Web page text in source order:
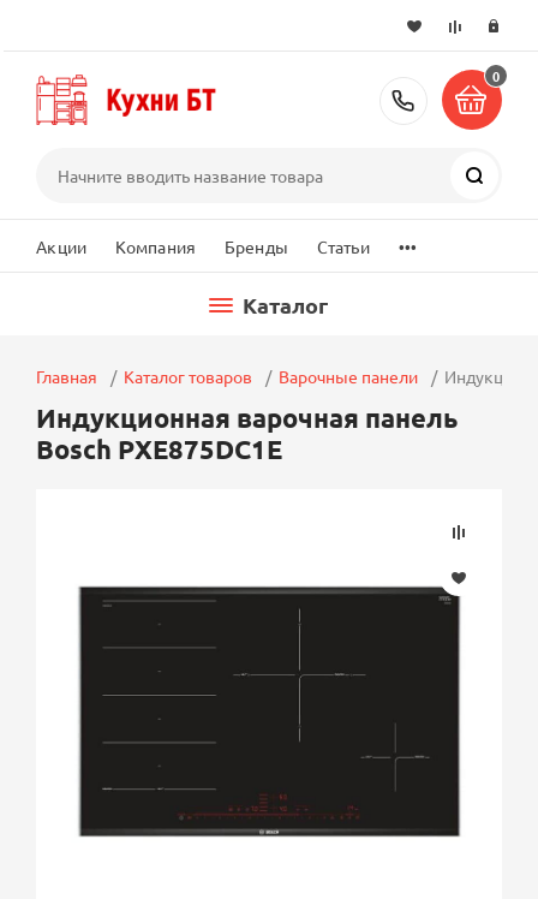
+7 (495)
0
Акции Компания Бренды Статьи ...
Каталог
Главная Каталог товаров Варочные панели
Индукционная варочная панель
Bosch PXE875DC1E